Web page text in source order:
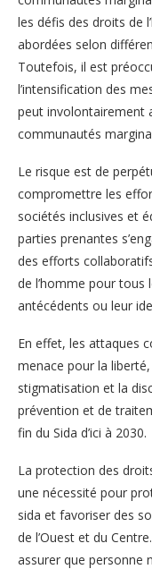
les défis des droits de
abordées selon
Toutefois, il est
l’intensification des
peut involontairement
communautés
Le risque est de
compromettre les
sociétés inclusives et
parties prenantes
des efforts
de l’homme pour tous
antécédents ou leur
En effet, les attaques
menace pour la
stigmatisation et la
prévention et de
fin du Sida d’ici à 2030.
La protection des
une nécessité pour
sida et favoriser des
de l’Ouest et du
assurer que personne